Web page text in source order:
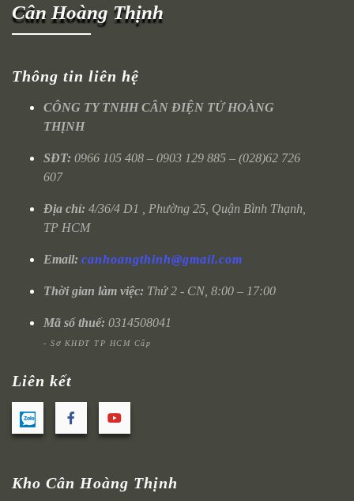
Cân Hoàng Thịnh
Thông tin liên hệ
CÔNG TY TNHH CÂN ĐIỆN TỬ HOÀNG
THỊNH
SĐT: 0966 105 408 – 0903 129 885 – (028)62 726
607
Địa chỉ: 4/36/4 D1 , Phường 25, Quận Bình Thạnh,
TP HCM
Email: canhoangthinh@gmail.com
Thời gian làm việc: Thứ 2 - CN, 8:00 – 17:00
Mã số thuế: 0314508041
- Sở KHĐT TP HCM Cấp
Liên kết
Kho Cân Hoàng Thịnh